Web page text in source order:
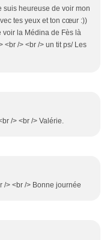
suis heureuse de voir mon
tes yeux et ton cœur :))
voir la Médina de Fès là
<br /> <br /> un tit ps/ Les
/> <br /> Valérie.
/> <br /> Bonne journée